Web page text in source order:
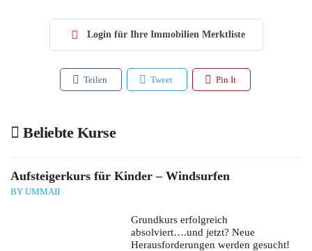
Login für Ihre Immobilien Merktliste
Teilen Tweet Pin It
Beliebte Kurse
Aufsteigerkurs für Kinder – Windsurfen
BY UMMAII
Grundkurs erfolgreich
absolviert….und jetzt? Neue
Herausforderungen werden gesucht!